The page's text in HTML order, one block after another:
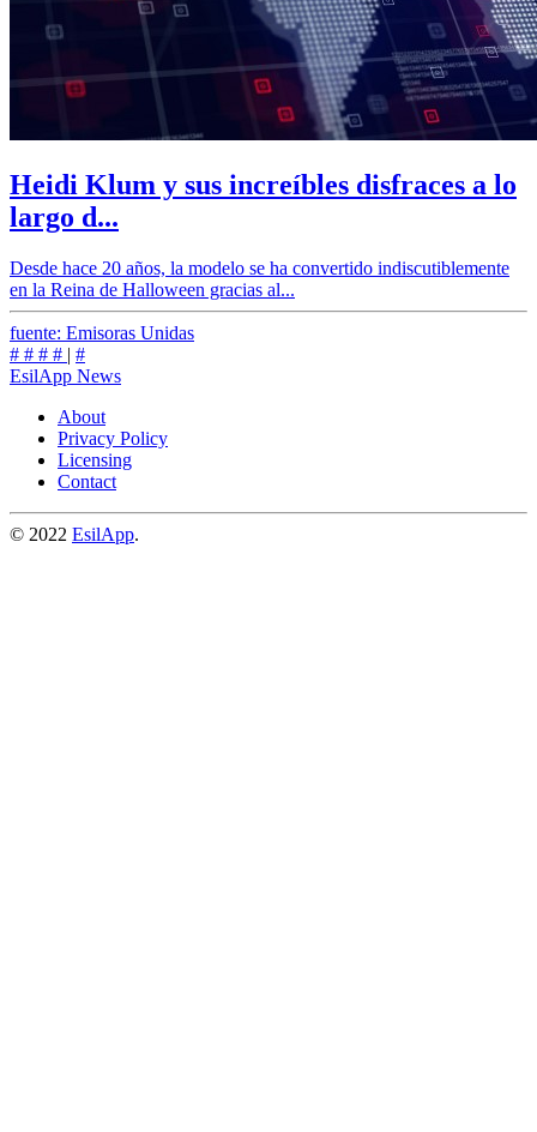
Heidi Klum y sus increíbles disfraces a lo
largo d...
Desde hace 20 años, la modelo se ha convertido indiscutiblemente
en la Reina de Halloween gracias al...
fuente: Emisoras Unidas
# # # # | #
EsilApp News
About
Privacy Policy
Licensing
Contact
© 2022 EsilApp.